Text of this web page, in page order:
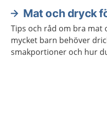
Mat och dryck
Tips och råd om bra mat
mycket barn behöver
smakportioner och hur